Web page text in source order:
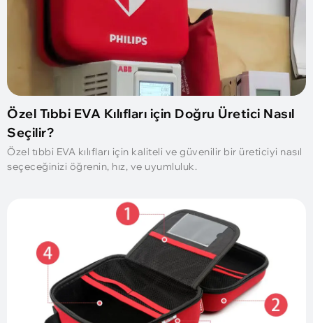
Özel Tıbbi EVA Kılıfları için Doğru Üretici Nasıl
Seçilir?
Özel tıbbi EVA kılıfları için kaliteli ve güvenilir bir üreticiyi nasıl
seçeceğinizi öğrenin, hız, ve uyumluluk.